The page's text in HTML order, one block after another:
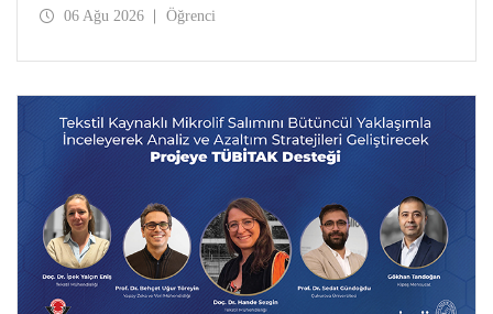
Temmuz tarihlerinde ABD’de dünyanın önde gelen
06 Ağu 2026 Öğrenci